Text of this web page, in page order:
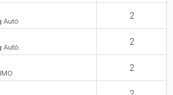
Autó
2
Autó
2
2